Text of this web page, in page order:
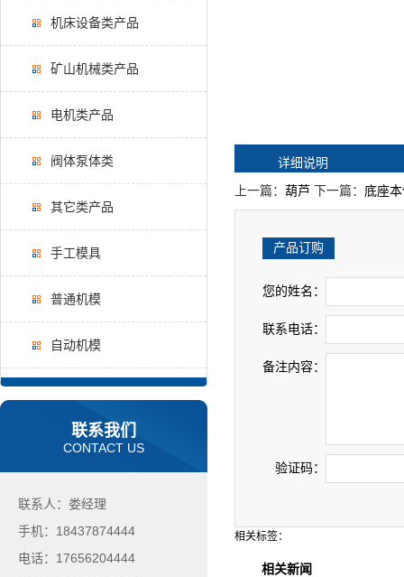
机床设备类产品
矿山机械类产品
电机类产品
阀体泵体类
其它类产品
手工模具
普通机模
自动机模
联系我们
CONTACT US
联系人：娄经理
手机：18437874444
电话：17656204444
详细说明
上一篇： 葫芦 下一篇： 底座
产品订购
您的姓名：
联系电话：
备注内容：
验证码：
相关标签：
相关新闻